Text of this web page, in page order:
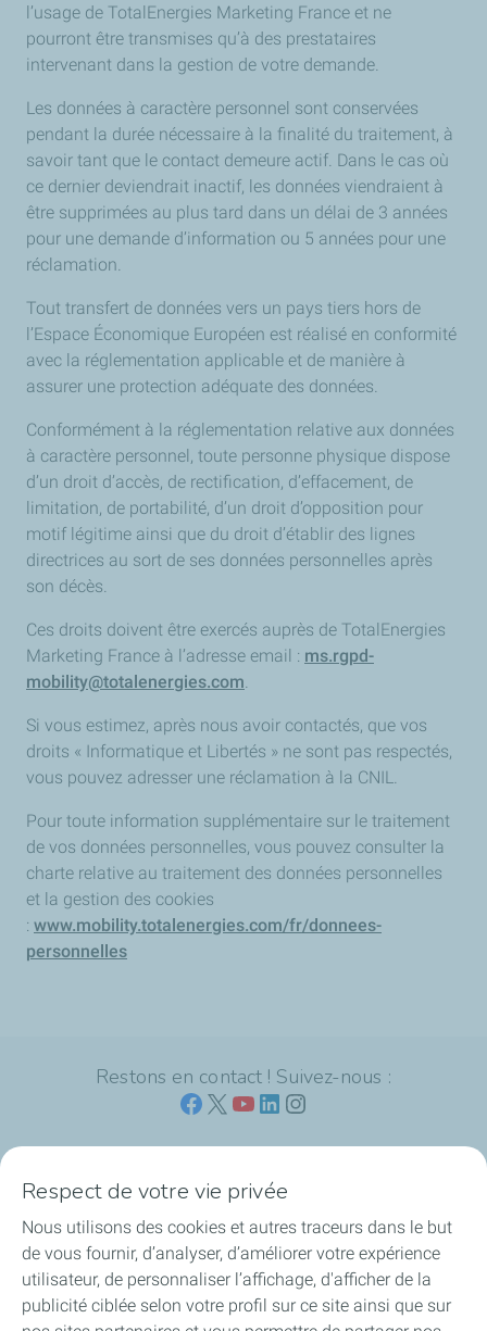
l’usage de TotalEnergies Marketing France et ne
pourront être transmises qu’à des prestataires
intervenant dans la gestion de votre demande.
Les données à caractère personnel sont conservées
pendant la durée nécessaire à la finalité du traitement, à
savoir tant que le contact demeure actif. Dans le cas où
ce dernier deviendrait inactif, les données viendraient à
être supprimées au plus tard dans un délai de 3 années
pour une demande d’information ou 5 années pour une
réclamation.
Tout transfert de données vers un pays tiers hors de
l’Espace Économique Européen est réalisé en conformité
avec la réglementation applicable et de manière à
assurer une protection adéquate des données.
Conformément à la réglementation relative aux données
à caractère personnel, toute personne physique dispose
d’un droit d’accès, de rectification, d’effacement, de
limitation, de portabilité, d’un droit d’opposition pour
motif légitime ainsi que du droit d’établir des lignes
directrices au sort de ses données personnelles après
son décès.
Ces droits doivent être exercés auprès de TotalEnergies
Marketing France à l’adresse email : ms.rgpd-
mobility@totalenergies.com
Si vous estimez, après nous avoir contactés, que vos
droits « Informatique et Libertés » ne sont pas respectés,
vous pouvez adresser une réclamation à la CNIL.
Pour toute information supplémentaire sur le traitement
de vos données personnelles, vous pouvez consulter la
charte relative au traitement des données personnelles
et la gestion des cookies
: www.mobility.totalenergies.com/fr/donnees-
personnelles
Restons en contact ! Suivez-nous :
L'offre Mobility Business de TotalEnergies
Vous souhaitez devenir client ?
Déjà client ?
Respect de votre vie privée
Nous utilisons des cookies et autres traceurs dans le but
de vous fournir, d’analyser, d’améliorer votre expérience
utilisateur, de personnaliser l’affichage, d'afficher de la
publicité ciblée selon votre profil sur ce site ainsi que sur